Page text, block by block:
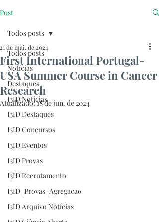
Post
Todos posts
Notícias
Destaques
I3ID Noticias
I3ID Destaques
I3ID Concursos
I3ID Eventos
I3ID Provas
I3ID Recrutamento
I3ID_Provas_Agregacao
I3ID Arquivo Notícias
Todos posts
First International Portugal-
USA Summer Course in Cancer
Research
21 de mai. de 2024
Atualizado:18 de jun. de 2024